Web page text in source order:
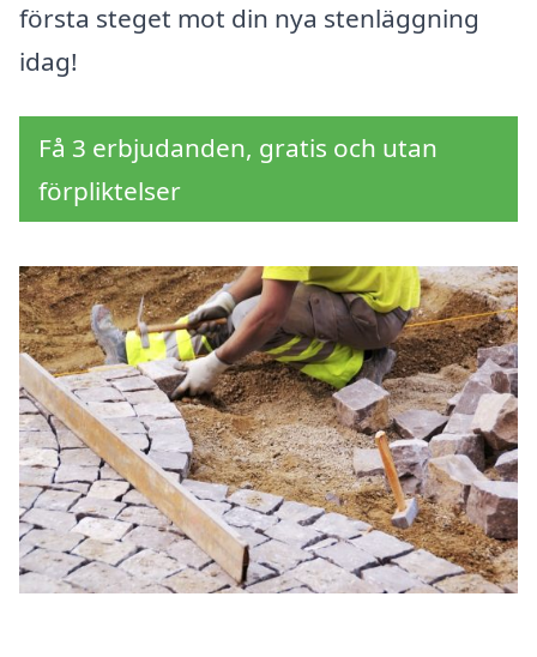
första steget mot din nya stenläggning
idag!
Få 3 erbjudanden, gratis och utan
förpliktelser